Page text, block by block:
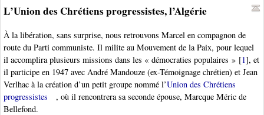
L’Union des Chrétiens progressistes, l’Algérie
À la libération, sans surprise, nous retrouvons Marcel en compagnon de
route du Parti communiste. Il milite au Mouvement de la Paix, pour lequel
il accomplira plusieurs missions dans les « démocraties populaires » [1], et
il participe en 1947 avec André Mandouze (ex-Témoignage chrétien) et Jean
Verlhac à la création d’un petit groupe nommé l’Union des Chrétiens
progressistes
, où il rencontrera sa seconde épouse, Marcque Méric de
Bellefond.